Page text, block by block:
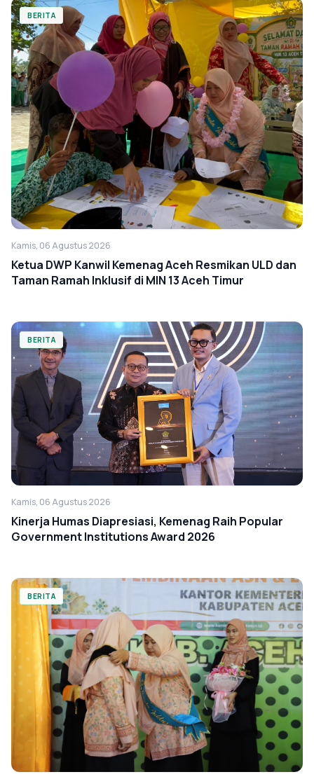
BERITA
Kamis, 06 Agustus 2026
Ketua DWP Kanwil Kemenag Aceh Resmikan ULD dan
Taman Ramah Inklusif di MIN 13 Aceh Timur
BERITA
Kamis, 06 Agustus 2026
Kinerja Humas Diapresiasi, Kemenag Raih Popular
Government Institutions Award 2026
BERITA